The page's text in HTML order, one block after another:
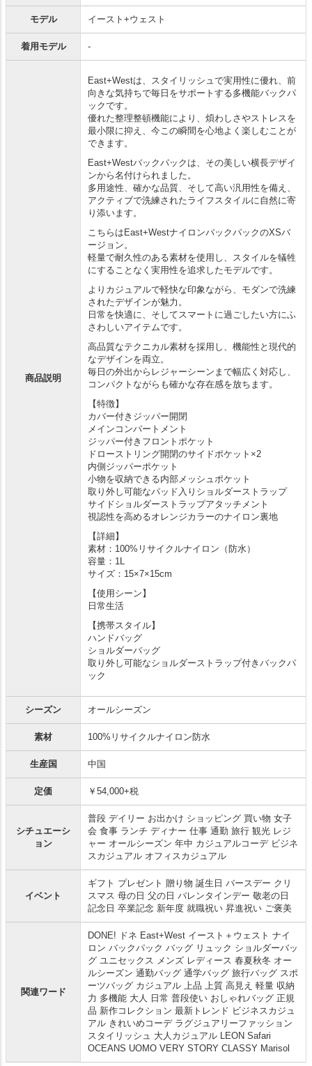
モデル イースト+ウェスト
着用モデル -
商品説明
East+Westは、スタイリッシュで実用性に優れ、前
向きな気持ちで毎日をサポートする多機能バックパ
ックです。
優れた整理整頓機能により、煩わしさやストレスを
最小限に抑え、今この瞬間を心地よく楽しむことが
できます。
East+Westバックパックは、その美しい横長デザイ
ンから名付けられました。
多用途性、確かな品質、そして高い汎用性を備え、
アクティブで洗練されたライフスタイルに自然に寄
り添います。
こちらはEast+WestナイロンバックパックのXSバ
ージョン。
軽量で耐久性のある素材を使用し、スタイルを犠牲
にすることなく実用性を追求したモデルです。
よりカジュアルで軽快な印象ながら、モダンで洗練
されたデザインが魅力。
日常を快適に、そしてスマートに過ごしたい方にふ
さわしいアイテムです。
高品質なテクニカル素材を採用し、機能性と現代的
なデザインを両立。
毎日の外出からレジャーシーンまで幅広く対応し、
コンパクトながらも確かな存在感を放ちます。
【特徴】
カバー付きジッパー開閉
メインコンパートメント
ジッパー付きフロントポケット
ドローストリング開閉のサイドポケット×2
内側ジッパーポケット
小物を収納できる内部メッシュポケット
取り外し可能なパッド入りショルダーストラップ
サイドショルダーストラップアタッチメント
視認性を高めるオレンジカラーのナイロン裏地
【詳細】
素材：100%リサイクルナイロン（防水）
容量：1L
サイズ：15×7×15cm
【使用シーン】
日常生活
【携帯スタイル】
ハンドバッグ
ショルダーバッグ
取り外し可能なショルダーストラップ付きバックパ
ック
シーズン オールシーズン
素材 100%リサイクルナイロン防水
生産国 中国
定価 ￥54,000+税
シチュエーシ
ョン
普段 デイリー お出かけ ショッピング 買い物 女子
会 食事 ランチ ディナー 仕事 通勤 旅行 観光 レジ
ャー オールシーズン 年中 カジュアルコーデ ビジネ
スカジュアル オフィスカジュアル
イベント
ギフト プレゼント 贈り物 誕生日 バースデー クリ
スマス 母の日 父の日 バレンタインデー 敬老の日
記念日 卒業記念 新年度 就職祝い 昇進祝い ご褒美
関連ワード
DONE! ドネ East+West イースト＋ウェスト ナイ
ロン バックパック バッグ リュック ショルダーバッ
グ ユニセックス メンズ レディース 春夏秋冬 オー
ルシーズン 通勤バッグ 通学バッグ 旅行バッグ スポ
ーツバッグ カジュアル 上品 上質 高見え 軽量 収納
力 多機能 大人 日常 普段使い おしゃれバッグ 正規
品 新作コレクション 最新トレンド ビジネスカジュ
アル きれいめコーデ ラグジュアリーファッション
スタイリッシュ 大人カジュアル LEON Safari
OCEANS UOMO VERY STORY CLASSY Marisol